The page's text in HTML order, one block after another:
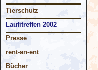
Tierschutz
Laufitreffen 2002
Presse
rent-an-ent
Bücher